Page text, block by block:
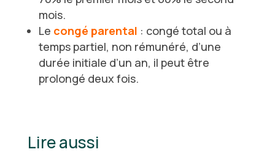
mois.
Le congé parental : congé total ou à
temps partiel, non rémunéré, d’une
durée initiale d’un an, il peut être
prolongé deux fois.
Lire aussi